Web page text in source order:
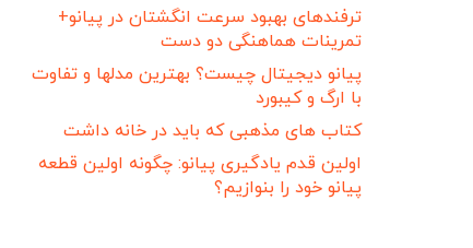
ترفندهای بهبود سرعت انگشتان در پیانو+
تمرینات هماهنگی دو دست
پیانو دیجیتال چیست؟ بهترین مدلها و تفاوت
با ارگ و کیبورد
کتاب های مذهبی که باید در خانه داشت
اولین قدم یادگیری پیانو: چگونه اولین قطعه
پیانو خود را بنوازیم؟